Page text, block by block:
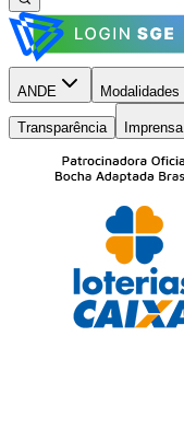
ANDE Modalidades
Transparência Imprensa